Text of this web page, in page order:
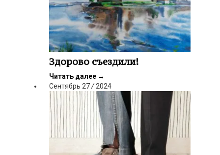
Здорово съездили!
Читать далее →
Сентябрь 27/ 2024